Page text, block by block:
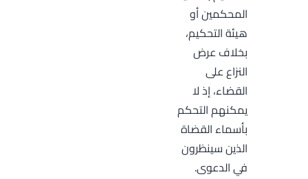
المحكمين أو
هيئة التحكيم،
بخلاف عرض
النزاع على
القضاء، إذ لا
يمكنهم التحكم
بأسماء القضاة
الذين سينظرون
في الدعوى.